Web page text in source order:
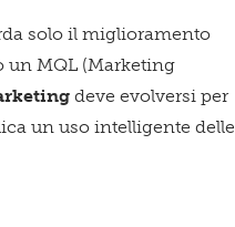
solo il miglioramento
un MQL (Marketing
deve evolversi per
un uso intelligente delle